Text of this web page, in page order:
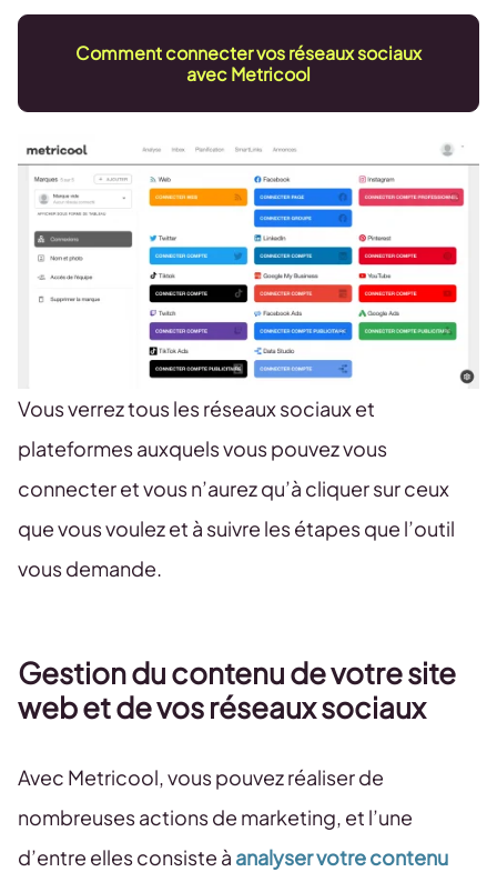
Comment connecter vos réseaux sociaux
avec Metricool
Vous verrez tous les réseaux sociaux et
plateformes auxquels vous pouvez vous
connecter et vous n’aurez qu’à cliquer sur ceux
que vous voulez et à suivre les étapes que l’outil
vous demande.
Gestion du contenu de votre site
web et de vos réseaux sociaux
Avec Metricool, vous pouvez réaliser de
nombreuses actions de marketing, et l’une
d’entre elles consiste à analyser votre contenu